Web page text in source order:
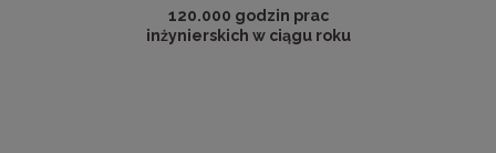
120.000 godzin prac
inżynierskich w ciągu roku